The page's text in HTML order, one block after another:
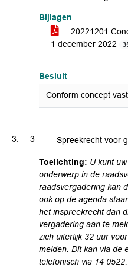
Bijlagen
20221201
1 december 2022
Besluit
Conform concept
3 Spreekrecht voor
Toelichting: U kunt
onderwerp in de
raadsvergadering kan
ook op de agenda
het inspreekrecht dan
vergadering aan te
zich uiterlijk 32 uur
melden. Dit kan via de
telefonisch via 14 0522.